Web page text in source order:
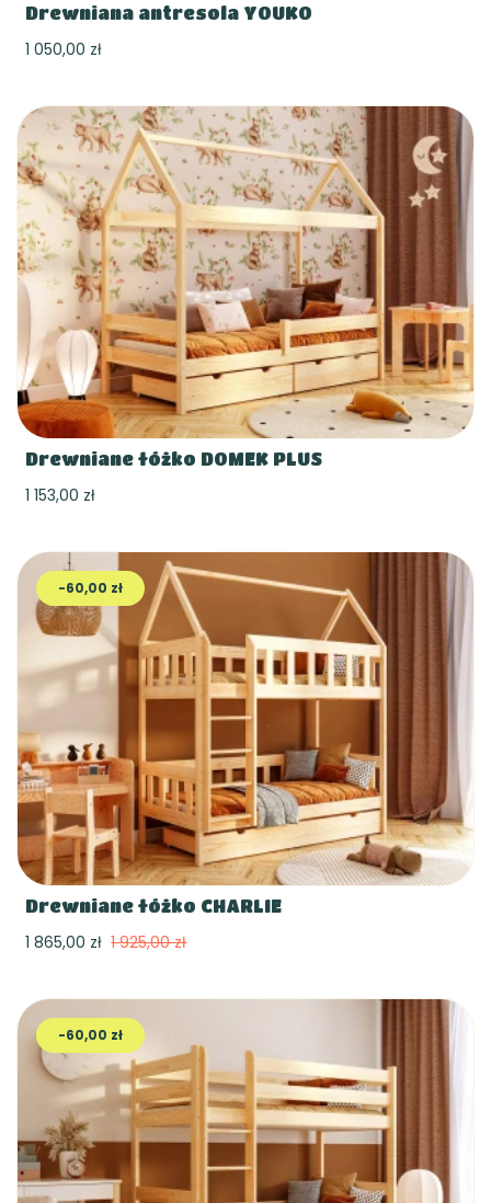
Drewniana antresola YOUKO
1 050,00 zł
Drewniane łóżko DOMEK PLUS
1 153,00 zł
-60,00 zł
Drewniane łóżko CHARLIE
1 865,00 zł 1 925,00 zł
-60,00 zł